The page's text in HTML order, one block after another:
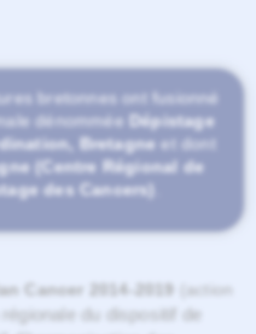
bretonnes ont fusionné
dénommée
Dépistage
Bretagne et dont
(Centre Régional de
des Cancers)
Cancer 2014-2019
(action
du dispositif de